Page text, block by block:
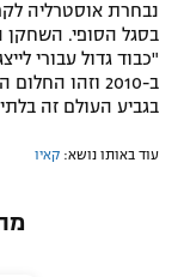
נבחרת אוסטרליה
בסגל הסופי. השחקן
"כבוד גדול עבורי
ב-2010 וזהו
בגביע העולם זה
עוד באותו נושא: קאיו